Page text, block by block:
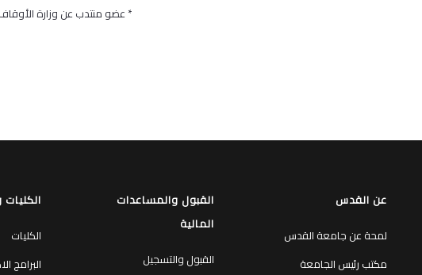
* عضو منتدب عن وزارة الأوقاف
عن القدس
لمحة عن جامعة القدس
مكتب رئيس الجامعة
القبول والمساعدات
المالية
القبول والتسجيل
الكليات
الكليات
البرامج